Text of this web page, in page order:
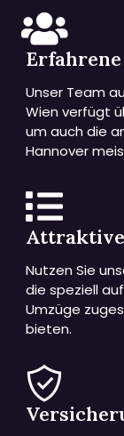
Unser Team
Wien verfügt
um auch die
Hannover
Attraktive
Nutzen Sie
die speziell
Umzüge
bieten.